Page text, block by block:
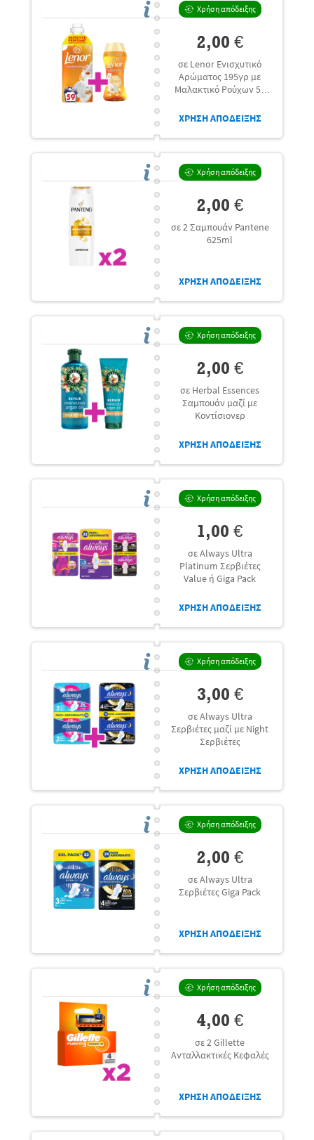
Χρήση απόδειξης
2,00 €
σε Lenor Ενισχυτικό
Αρώματος 195γρ με
Μαλακτικό Ρούχων 59
ΧΡΗΣΗ ΑΠΟΔΕΙΞΗΣ
Χρήση απόδειξης
2,00 €
σε 2 Σαμπουάν Pantene
625ml
ΧΡΗΣΗ ΑΠΟΔΕΙΞΗΣ
Χρήση απόδειξης
2,00 €
σε Herbal Essences
Σαμπουάν μαζί με
Κοντίσιονερ
ΧΡΗΣΗ ΑΠΟΔΕΙΞΗΣ
Χρήση απόδειξης
1,00 €
σε Always Ultra
Platinum Σερβιέτες
Value ή Giga Pack
ΧΡΗΣΗ ΑΠΟΔΕΙΞΗΣ
Χρήση απόδειξης
3,00 €
σε Always Ultra
Σερβιέτες μαζί με Night
Σερβιέτες
ΧΡΗΣΗ ΑΠΟΔΕΙΞΗΣ
Χρήση απόδειξης
2,00 €
σε Always Ultra
Σερβιέτες Giga Pack
ΧΡΗΣΗ ΑΠΟΔΕΙΞΗΣ
Χρήση απόδειξης
4,00 €
σε 2 Gillette
Ανταλλακτικές Κεφαλές
ΧΡΗΣΗ ΑΠΟΔΕΙΞΗΣ